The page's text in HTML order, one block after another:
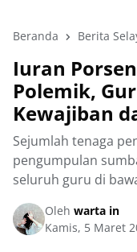
Beranda Berita
‎Iuran
Polemik,
Kewajiban
Sejumlah tenaga
pengumpulan
seluruh guru di
Oleh warta in
Kamis, 5 Maret